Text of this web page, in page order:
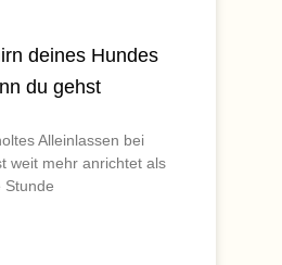
deines Hundes
du gehst
Alleinlassen bei
weit mehr anrichtet als
Stunde